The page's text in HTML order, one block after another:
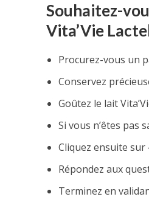
Souhaitez-
Vita’Vie
Procurez-vous un
Conservez
Goûtez le lait
Si vous n’êtes pas
Cliquez ensuite sur
Répondez aux
Terminez en